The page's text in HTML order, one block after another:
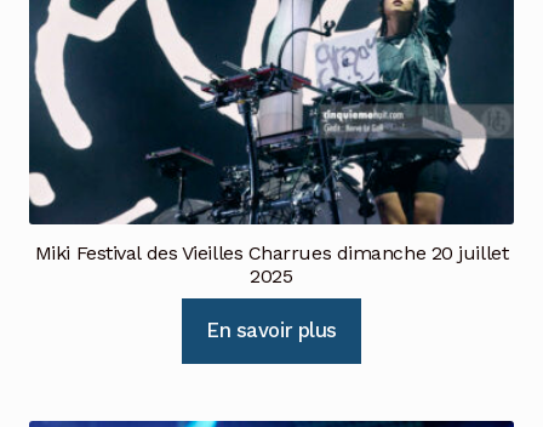
Miki Festival des Vieilles Charrues dimanche 20 juillet
2025
En savoir plus